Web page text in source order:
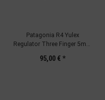
Patagonia R4 Yulex
Regulator Three Finger 5mm
95,00 € *